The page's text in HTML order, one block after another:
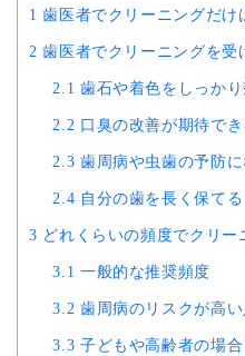
1 歯医者でクリーニングだけ
2 歯医者でクリーニングを受
2.1 歯石や着色をしっか
2.2 口臭の改善が期待でき
2.3 歯周病や虫歯の予防に
2.4 自分の歯を長く保てる
3 どれくらいの頻度でクリー
3.1 一般的な推奨頻度
3.2 歯周病のリスクが高
3.3 子どもや高齢者の場合